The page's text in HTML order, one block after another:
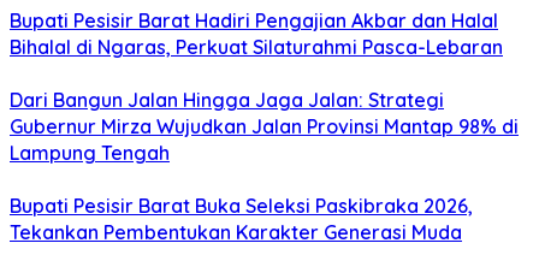
Bupati Pesisir Barat Hadiri Pengajian Akbar dan Halal
Bihalal di Ngaras, Perkuat Silaturahmi Pasca-Lebaran
Dari Bangun Jalan Hingga Jaga Jalan: Strategi
Gubernur Mirza Wujudkan Jalan Provinsi Mantap 98% di
Lampung Tengah
Bupati Pesisir Barat Buka Seleksi Paskibraka 2026,
Tekankan Pembentukan Karakter Generasi Muda